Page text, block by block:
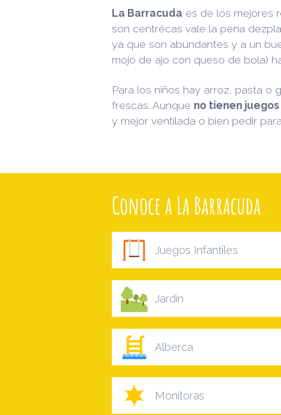
La Barracuda es de los mejores
son centrécas vale la pena
ya que son abundantes y a un
mojo de ajo con queso de bola)
Para los niños hay arroz, pasta o
frescas. Aunque no tienen
y mejor ventilada o bien pedir
Conoce a La Barracuda
Juegos Infantiles
Jardín
Alberca
Monitoras